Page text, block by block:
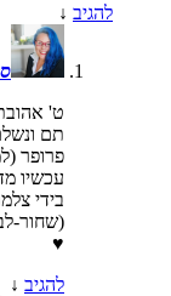
להגיב ↓
ט'
תם
פרופר
עכשיו
בידי
(שחור-
♥
להגיב ↓